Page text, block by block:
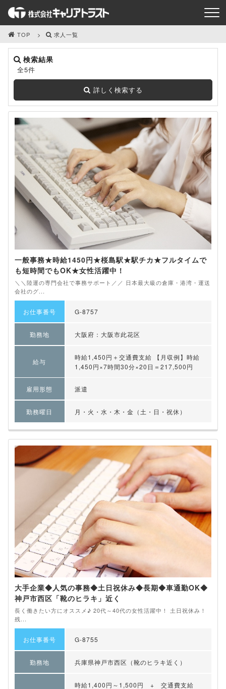
TOP 求人一覧
検索結果
全5件
詳しく検索する
一般事務★時給1450円★桜島駅★駅チカ★フルタイムで
も短時間でもOK★女性活躍中！
＼＼陸運の専門会社で事務サポート／／ 日本最大級の倉庫・港湾・運送
会社のグ...
お仕事番号 G-8757
勤務地 大阪府：大阪市此花区
給与
時給1,450円＋交通費支給 【月収例】時給
1,450円×7時間30分×20日＝217,500円
雇用形態 派遣
勤務曜日 月・火・水・木・金（土・日・祝休）
大手企業◆人気の事務◆土日祝休み◆長期◆車通勤OK◆
神戸市西区「靴のヒラキ」近く
長く働きたい方にオススメ♪ 20代～40代の女性活躍中！ 土日祝休み！
残...
お仕事番号 G-8755
勤務地 兵庫県神戸市西区（靴のヒラキ近く）
時給1,400円～1,500円 + 交通費支給